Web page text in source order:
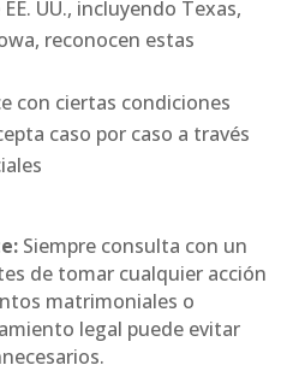
UU., incluyendo Texas,
reconocen estas
con ciertas condiciones
caso por caso a través
Siempre consulta con un
de tomar cualquier acción
matrimoniales o
legal puede evitar